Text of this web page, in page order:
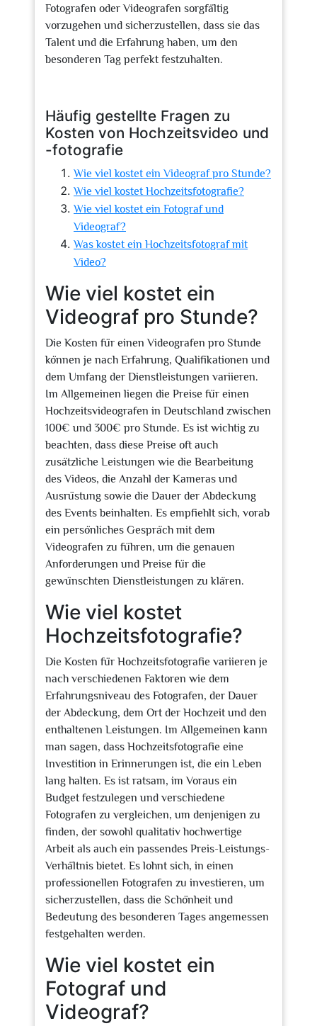
Fotografen oder Videografen sorgfältig
vorzugehen und sicherzustellen, dass sie das
Talent und die Erfahrung haben, um den
besonderen Tag perfekt festzuhalten.
Häufig gestellte Fragen zu
Kosten von Hochzeitsvideo und
-fotografie
Wie viel kostet ein Videograf pro Stunde?
Wie viel kostet Hochzeitsfotografie?
Wie viel kostet ein Fotograf und
Videograf?
Was kostet ein Hochzeitsfotograf mit
Video?
Wie viel kostet ein
Videograf pro Stunde?
Die Kosten für einen Videografen pro Stunde
können je nach Erfahrung, Qualifikationen und
dem Umfang der Dienstleistungen variieren.
Im Allgemeinen liegen die Preise für einen
Hochzeitsvideografen in Deutschland zwischen
100€ und 300€ pro Stunde. Es ist wichtig zu
beachten, dass diese Preise oft auch
zusätzliche Leistungen wie die Bearbeitung
des Videos, die Anzahl der Kameras und
Ausrüstung sowie die Dauer der Abdeckung
des Events beinhalten. Es empfiehlt sich, vorab
ein persönliches Gespräch mit dem
Videografen zu führen, um die genauen
Anforderungen und Preise für die
gewünschten Dienstleistungen zu klären.
Wie viel kostet
Hochzeitsfotografie?
Die Kosten für Hochzeitsfotografie variieren je
nach verschiedenen Faktoren wie dem
Erfahrungsniveau des Fotografen, der Dauer
der Abdeckung, dem Ort der Hochzeit und den
enthaltenen Leistungen. Im Allgemeinen kann
man sagen, dass Hochzeitsfotografie eine
Investition in Erinnerungen ist, die ein Leben
lang halten. Es ist ratsam, im Voraus ein
Budget festzulegen und verschiedene
Fotografen zu vergleichen, um denjenigen zu
finden, der sowohl qualitativ hochwertige
Arbeit als auch ein passendes Preis-Leistungs-
Verhältnis bietet. Es lohnt sich, in einen
professionellen Fotografen zu investieren, um
sicherzustellen, dass die Schönheit und
Bedeutung des besonderen Tages angemessen
festgehalten werden.
Wie viel kostet ein
Fotograf und
Videograf?